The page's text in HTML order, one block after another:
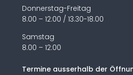
Donnerstag-Freitag
8.00 – 12:00 / 13.30-18.00
Samstag
8.00 – 12:00
Termine ausserhalb der